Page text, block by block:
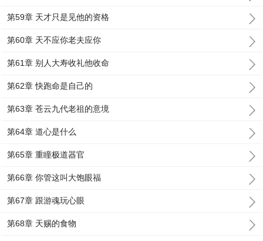
第59章 天才只是见他的资格
第60章 天不应你老夫应你
第61章 别人大寿收礼他收命
第62章 快跑命是自己的
第63章 苍云九代老祖的意境
第64章 道心是什么
第65章 重瞳极道器官
第66章 你管这叫大饱眼福
第67章 跟游魂玩心眼
第68章 天赐的食物